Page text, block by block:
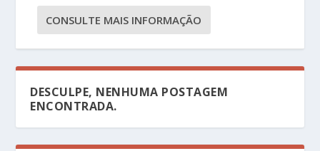
CONSULTE MAIS INFORMAÇÃO
DESCULPE, NENHUMA POSTAGEM
ENCONTRADA.